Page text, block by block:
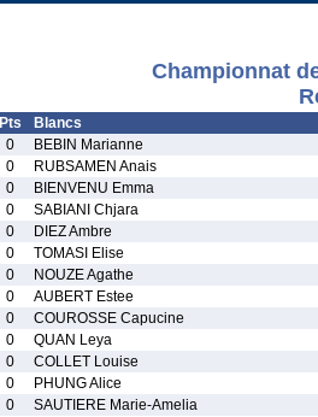
Championnat
Pts
Blancs
0
BEBIN Marianne
0
RUBSAMEN Anais
0
BIENVENU Emma
0
SABIANI Chjara
0
DIEZ Ambre
0
TOMASI Elise
0
NOUZE Agathe
0
AUBERT Estee
0
COUROSSE Capucine
0
QUAN Leya
0
COLLET Louise
0
PHUNG Alice
0
SAUTIERE Marie-Amelia